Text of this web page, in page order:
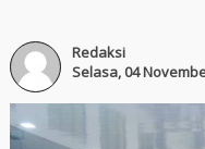
Redaksi
Selasa, 04